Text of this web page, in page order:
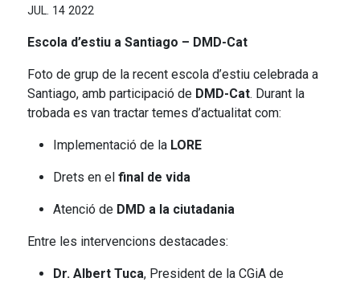
JUL. 14 2022
Escola d’estiu a Santiago – DMD-Cat
Foto de grup de la recent escola d’estiu celebrada a
Santiago, amb participació de DMD-Cat. Durant la
trobada es van tractar temes d’actualitat com:
Implementació de la LORE
Drets en elfinal de vida
Atenció de DMD a la ciutadania
Entre les intervencions destacades:
Dr. Albert Tuca, President de la CGiA de